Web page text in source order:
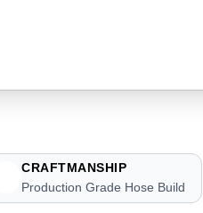
CRAFTMANSHIP
Production Grade Hose Build